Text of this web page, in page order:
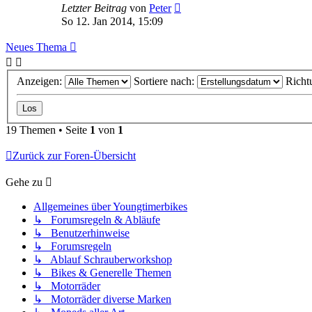
Letzter Beitrag von Peter
So 12. Jan 2014, 15:09
Neues Thema
Anzeigen: Sortiere nach:
19 Themen • Seite 1 von 1
Zurück zur Foren-Übersicht
Gehe zu
Allgemeines über Youngtimerbikes
↳ Forumsregeln & Abläufe
↳ Benutzerhinweise
↳ Forumsregeln
↳ Ablauf Schrauberworkshop
↳ Bikes & Generelle Themen
↳ Motorräder
↳ Motorräder diverse Marken